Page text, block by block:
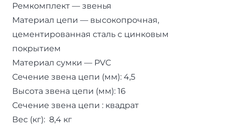
Ремкомплект — звенья
Материал цепи — высокопрочная,
цементированная сталь с цинковым
покрытием
Материал сумки — PVC
Сечение звена цепи (мм): 4,5
Высота звена цепи (мм): 16
Сечение звена цепи : квадрат
Вес (кг): 8,4 кг